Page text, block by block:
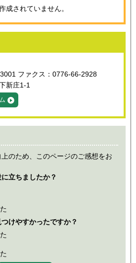
成されていません。
ファクス：0776-66-2928
新庄1-1
のため、このページのご感想をお
立ちましたか？
けやすかったですか？